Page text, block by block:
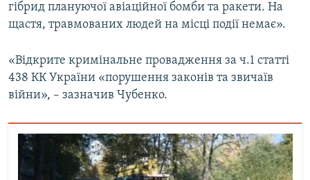
гібрид плануючої авіаційної бомби та ракети. На
щастя, травмованих людей на місці події немає».
«Відкрите кримінальне провадження за ч.1 статті
438 КК України «порушення законів та звичаїв
війни», – зазначив Чубенко.